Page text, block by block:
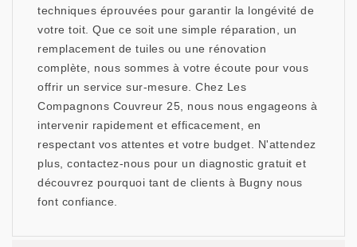
techniques éprouvées pour garantir la longévité de
votre toit. Que ce soit une simple réparation, un
remplacement de tuiles ou une rénovation
complète, nous sommes à votre écoute pour vous
offrir un service sur-mesure. Chez Les
Compagnons Couvreur 25, nous nous engageons à
intervenir rapidement et efficacement, en
respectant vos attentes et votre budget. N'attendez
plus, contactez-nous pour un diagnostic gratuit et
découvrez pourquoi tant de clients à Bugny nous
font confiance.